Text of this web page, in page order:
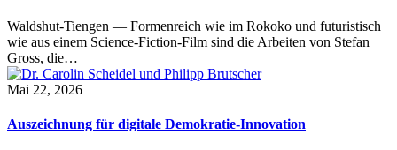
Waldshut-Tiengen — Formenreich wie im Rokoko und futuristisch
wie aus einem Science-Fiction-Film sind die Arbeiten von Stefan
Gross, die…
Mai 22, 2026
Auszeichnung für digitale Demokratie-Innovation